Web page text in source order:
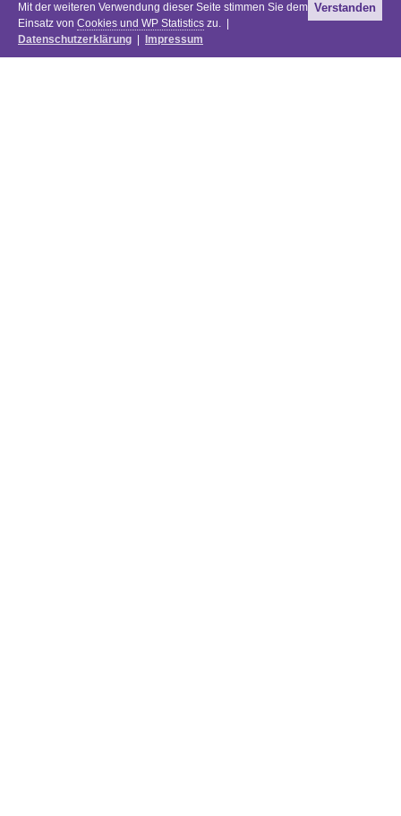
Mit der weiteren Verwendung dieser Seite stimmen Sie dem
Einsatz von Cookies und WP Statistics zu. |
Datenschutzerklärung
Impressum
Verstanden